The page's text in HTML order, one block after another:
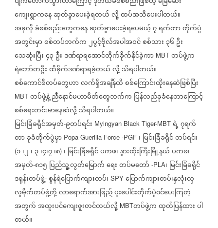
ကျေးရွာကနေဆုတ်ခွာပေးခဲ့ရတယ်လို့ထပ်အသိပေးပါတယ်။
အခုလိုခံစစ်စည်းတွေကနေဆုတ်ခွာပေးခဲ့ရပေမယ့်၇ရက်တာတိုက်ပွဲ
အတွင်းမှာစစ်တပ်ဘက်က၂ပွင့်ဗိုလ်အပါအဝင်စစ်သား ၃၆ဦး
သေဆုံးပြီး၄၃ဦးဒဏ်ရာရအောင်တိုက်ခိုက်နိုင်ခဲ့ကာ MBT တပ်ဖွဲ့က
ရဲဘော်တဦးထိခိုက်ဒဏ်ရာရခဲ့တယ်လို့သိရပါတယ်။
စစ်ကောင်စီတပ်တွေဟာလက်ရှိအချိန်ထိစစ်ကြောင်းထိုးနေဆဲဖြစ်ပြီး
MBT တပ်ဖွဲ့နဲ့ညီနောင်မဟာမိတ်တွေဘက်က ပြန်လည်ခုခံနေတာကြောင့်
စစ်ရေးတင်းမာနေဆဲလို့သိရပါတယ်။
မြင်းခြံခရိုင်အမှတ်-၉တပ်ရင်း Myingyan Black Tiger-MBT ရဲ့၇ရက်
တာခုခံတိုက်ပွဲမှာ Popa Guerilla Force -PGF ၊ မြင်းခြံခရိုင်တပ်ရင်း
(၁၊၂ ၊ ၃၊၄၊၇၊၈) ၊ မြင်းခြံခရိုင်ပကဖ၊နွားထိုးကြီးမြို့နယ်ပကဖ၊
အမှတ်-၈၁၅ ပြည်သူ့လွတ်မြောက်ရေးတပ်မတော် -PLA၊ မြင်းခြံခရိုင်
ဒရုန်းတပ်ဖွဲ့- စွန်ရဲပြောက်ကျားတပ်၊ SPY ပြောက်ကျားတပ်၊နှလုံးလှ
လူမိုက်တပ်ဖွဲ့တို့လာရောက်အားဖြည့်ပူးပေါင်းတိုက်ပွဲ၀င်ပေးကြတဲ့
အတွက်အထူးပင်ကျေးဇူးတင်တယ်လို့ MBTတပ်ဖွဲ့ကထုတ်ပြန်ထားပါ
တယ်။